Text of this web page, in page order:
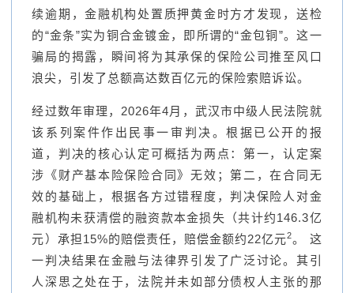
续逾期，金融机构处置质押黄金时方才发现，送检
的“金条”实为铜合金镀金，即所谓的“金包铜”。这一
骗局的揭露，瞬间将为其承保的保险公司推至风口
浪尖，引发了总额高达数百亿元的保险索赔诉讼。
经过数年审理，2026年4月，武汉市中级人民法院就
该系列案件作出民事一审判决。根据已公开的报
道，判决的核心认定可概括为两点：第一，认定案
涉《财产基本险保险合同》无效；第二，在合同无
效的基础上，根据各方过错程度，判决保险人对金
融机构未获清偿的融资款本金损失（共计约146.3亿
元）承担15%的赔偿责任，赔偿金额约22亿元2。 这
一判决结果在金融与法律界引发了广泛讨论。其引
人深思之处在于，法院并未如部分债权人主张的那